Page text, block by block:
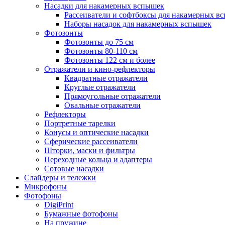
Насадки для накамерных вспышек
Рассеиватели и софтбоксы для накамерных
Наборы насадок для накамерных вспышек
Фотозонты
Фотозонты до 75 см
Фотозонты 80-110 см
Фотозонты 122 см и более
Отражатели и кино-рефлекторы
Квадратные отражатели
Круглые отражатели
Прямоугольные отражатели
Овальные отражатели
Рефлекторы
Портретные тарелки
Конусы и оптические насадки
Сферические рассеиватели
Шторки, маски и фильтры
Переходные кольца и адаптеры
Сотовые насадки
Слайдеры и тележки
Микрофоны
Фотофоны
DigiPrint
Бумажные фотофоны
На пружине